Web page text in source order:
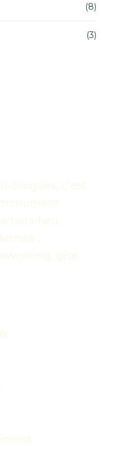
(8)
(3)
Sorgues, c’est
tiers-lieu
:
gîte…